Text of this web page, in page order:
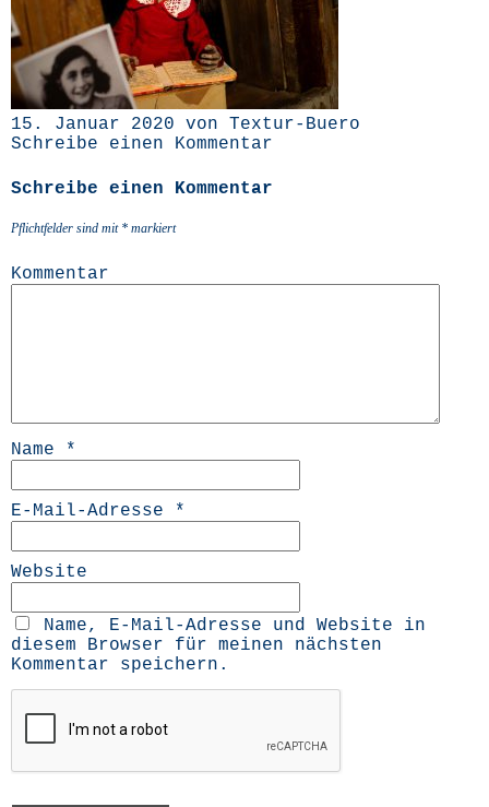
15. Januar 2020 von Textur-Buero
Schreibe einen Kommentar
Schreibe einen Kommentar
Pflichtfelder sind mit * markiert
Kommentar
Name *
E-Mail-Adresse *
Website
Name, E-Mail-Adresse und Website in
diesem Browser für meinen nächsten
Kommentar speichern.